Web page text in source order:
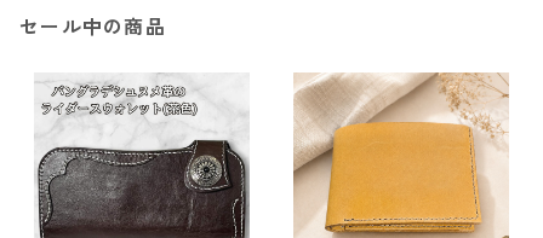
セール中の商品